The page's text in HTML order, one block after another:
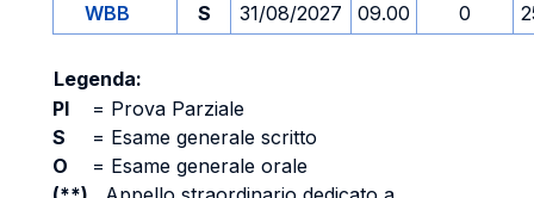
WBB
S 31/08/2027 09.00 0
Legenda:
PI
= Prova Parziale
S
= Esame generale scritto
O
= Esame generale orale